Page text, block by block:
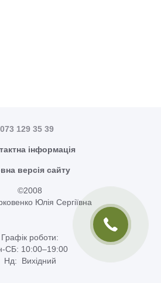
073 129 35 39
інформація
версія сайту
©2008
Юлія Сергіївна
Графік роботи:
СБ: 10:00–19:00
Нд: Вихідний